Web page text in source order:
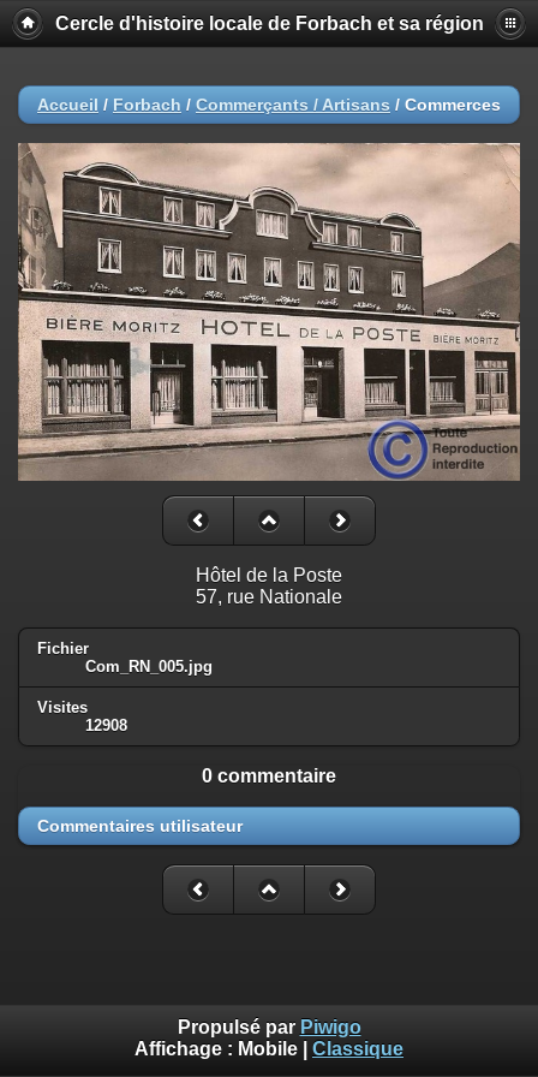
Cercle d'histoire locale de Forbach et sa région
Accueil / Forbach / Commerçants / Artisans / Commerces
Hôtel de la Poste
57, rue Nationale
Fichier
Com_RN_005.jpg
Visites
12908
0 commentaire
Commentaires utilisateur
Propulsé par Piwigo
Affichage : Mobile Classique